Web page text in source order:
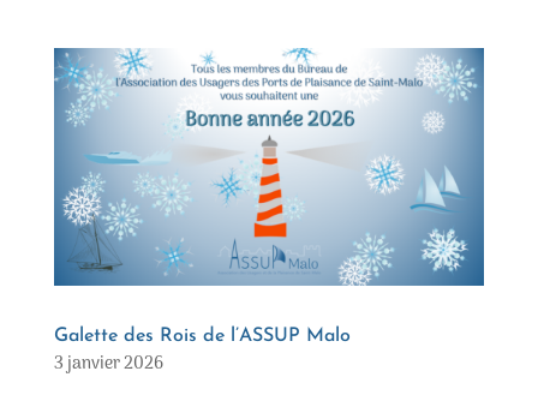
Galette des Rois de l’ASSUP Malo
3 janvier 2026